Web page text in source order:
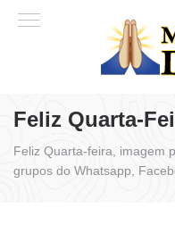
Feliz Quarta-
Feliz Quarta-feira, imagem
grupos do Whatsapp,